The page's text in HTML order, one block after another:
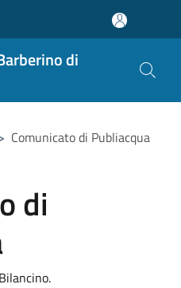
di
Comunicato di Publiacqua
di